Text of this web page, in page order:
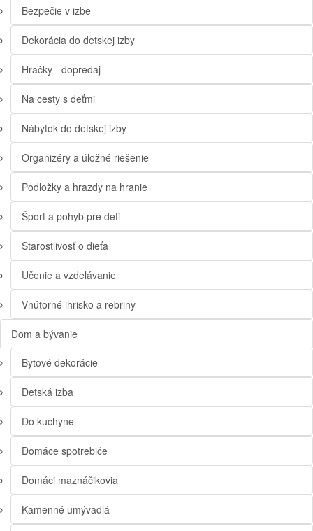
Bezpečie v izbe
Dekorácia do detskej izby
Hračky - dopredaj
Na cesty s deťmi
Nábytok do detskej izby
Organizéry a úložné riešenie
Podložky a hrazdy na hranie
Šport a pohyb pre deti
Starostlivosť o dieťa
Učenie a vzdelávanie
Vnútorné ihrisko a rebriny
Dom a bývanie
Bytové dekorácie
Detská izba
Do kuchyne
Domáce spotrebiče
Domáci maznáčikovia
Kamenné umývadlá